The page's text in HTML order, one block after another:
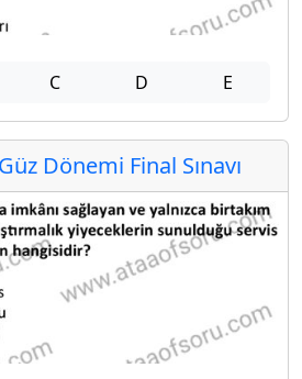
C D E
Dönemi Final Sınavı